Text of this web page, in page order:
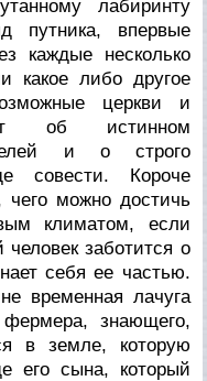
лабиринту
путника, впервые
каждые несколько
какое либо другое
церкви и
об истинном
и о строго
совести. Короче
чего можно достичь
климатом, если
заботится о
себя ее частью.
временная лачуга
знающего,
в земле, которую
его сына, который